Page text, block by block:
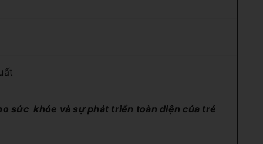
sức khỏe và sự phát triển toàn diện của trẻ